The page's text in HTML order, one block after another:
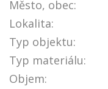
Město, obec:
Lokalita:
Typ objektu:
Typ materiálu:
Objem: